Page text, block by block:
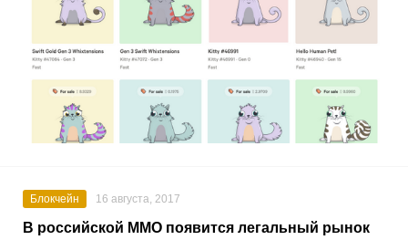
Блокчейн 16 августа, 2017
В российской MMO появится легальный рынок